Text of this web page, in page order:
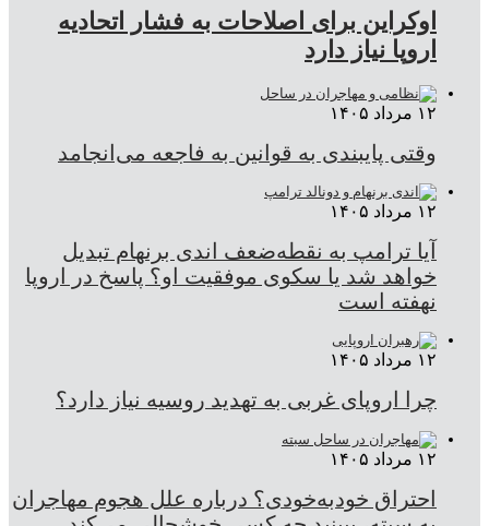
اوکراین برای اصلاحات به فشار اتحادیه
اروپا نیاز دارد
۱۲ مرداد ۱۴۰۵
وقتی پایبندی به قوانین به فاجعه می‌انجامد
۱۲ مرداد ۱۴۰۵
آیا ترامپ به نقطه‌ضعف اندی برنهام تبدیل
خواهد شد یا سکوی موفقیت او؟ پاسخ در اروپا
نهفته است
۱۲ مرداد ۱۴۰۵
چرا اروپای غربی به تهدید روسیه نیاز دارد؟
۱۲ مرداد ۱۴۰۵
احتراق خودبه‌خودی؟ درباره علل هجوم مهاجران